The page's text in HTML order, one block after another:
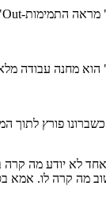
לא יודע מה קרה
מה קרה לו. אמא